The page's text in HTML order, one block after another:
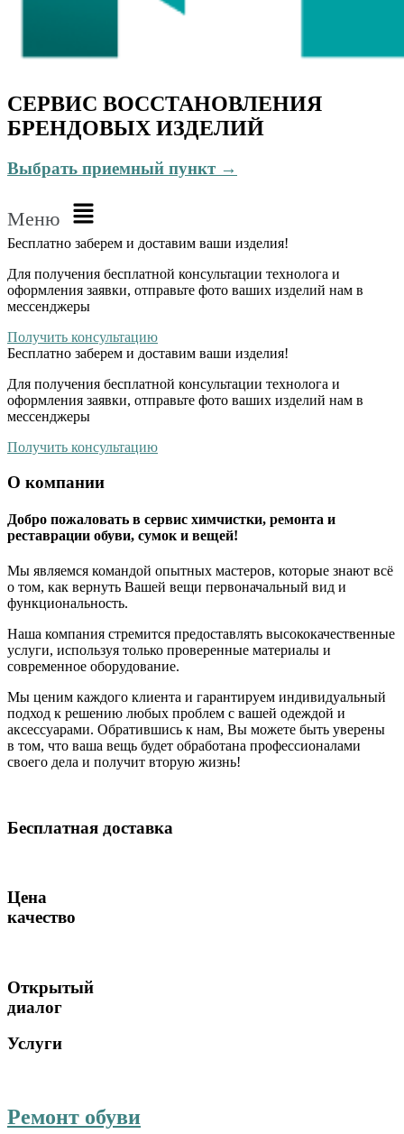
СЕРВИС ВОССТАНОВЛЕНИЯ
БРЕНДОВЫХ ИЗДЕЛИЙ
Выбрать приемный пункт →
Меню
Бесплатно заберем и доставим ваши изделия!
Для получения бесплатной консультации технолога и
оформления заявки, отправьте фото ваших изделий нам в
мессенджеры
Получить консультацию
Бесплатно заберем и доставим ваши изделия!
Для получения бесплатной консультации технолога и
оформления заявки, отправьте фото ваших изделий нам в
мессенджеры
Получить консультацию
О компании
Добро пожаловать в сервис химчистки, ремонта и
реставрации обуви, сумок и вещей!
Мы являемся командой опытных мастеров, которые знают всё
о том, как вернуть Вашей вещи первоначальный вид и
функциональность.
Наша компания стремится предоставлять высококачественные
услуги, используя только проверенные материалы и
современное оборудование.
Мы ценим каждого клиента и гарантируем индивидуальный
подход к решению любых проблем с вашей одеждой и
аксессуарами. Обратившись к нам, Вы можете быть уверены
в том, что ваша вещь будет обработана профессионалами
своего дела и получит вторую жизнь!
Бесплатная доставка
Цена
качество
Открытый
диалог
Услуги
Ремонт обуви